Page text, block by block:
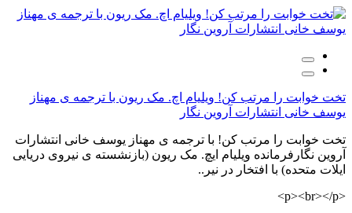
تخت خوابت را مرتب کن! ویلیام اچ. مک ریون با ترجمه ی مهناز
یوسف خانی انتشارات آروین نگار
تخت خوابت را مرتب کن! با ترجمه ی مهناز یوسف خانی انتشارات
آروین نگارفرمانده ویلیام ایچ. مک ریون (بازنشسته ی نیروی دریایی
ایلات متحده) با افتخار در نیر..
<p><br></p>